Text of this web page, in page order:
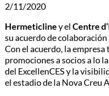
2/11/2020
Hermeticliney elCentre
su acuerdo de
Con el acuerdo, la empresa
promociones a socios a lo
del ExcellenCES y la
el estadio de la Nova Creu